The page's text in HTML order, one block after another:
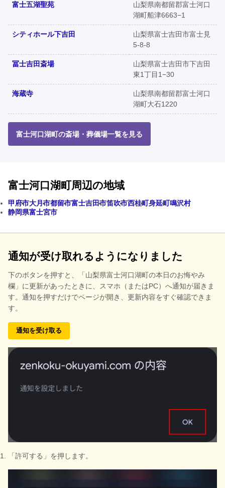
富士五湖聖苑
山梨県南都留郡富士河口
湖町船津6663−1
シティホール下吉田
山梨県富士吉田市富士見
5-8-8
冨士吉田斎場
山梨県富士吉田市下吉田
東1丁目1−30
海蔵寺
山梨県南都留郡富士河口
湖町大石1220
富士河口湖町の斎場・葬儀場一覧を見る
富士河口湖町周辺の地域
甲府市大月市都留市富士吉田市笛吹市西桂町身延町鳴沢村
静岡県富士宮市
通知が受け取れるようになりました
下のボタンを押すと、
「山梨県富士河口湖町の本日のお悔やみ
欄」に更新があったときに、スマホ（またはPC）へ通知が届きま
す。通知を押すだけでページが開き、更新内容をすぐ確認できま
す。
通知を受け取る
「許可する」を押します。